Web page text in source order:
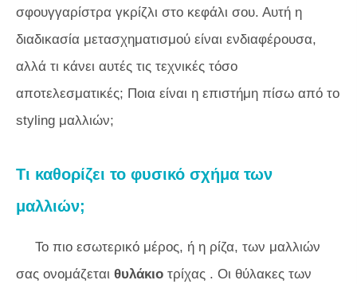
σφουγγαρίστρα γκρίζλι στο κεφάλι σου. Αυτή η
διαδικασία μετασχηματισμού είναι ενδιαφέρουσα,
αλλά τι κάνει αυτές τις τεχνικές τόσο
αποτελεσματικές; Ποια είναι η επιστήμη πίσω από το
styling μαλλιών;
Τι καθορίζει το φυσικό σχήμα των
μαλλιών;
Το πιο εσωτερικό μέρος, ή η ρίζα, των μαλλιών
σας ονομάζεται θυλάκιο τρίχας . Οι θύλακες των